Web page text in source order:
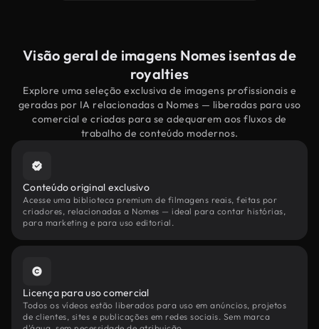
Visão geral de imagens Nomes isentas de
royalties
Explore uma seleção exclusiva de imagens profissionais e
geradas por IA relacionadas a Nomes — liberadas para uso
comercial e criadas para se adequarem aos fluxos de
trabalho de conteúdo modernos.
Conteúdo original exclusivo
Acesse uma biblioteca premium de filmagens reais, feitas por
criadores, relacionadas a Nomes — ideal para contar histórias,
para marketing e para uso editorial.
Licença para uso comercial
Todos os vídeos estão liberados para uso em anúncios, projetos
de clientes, sites e publicações em redes sociais. Sem marca